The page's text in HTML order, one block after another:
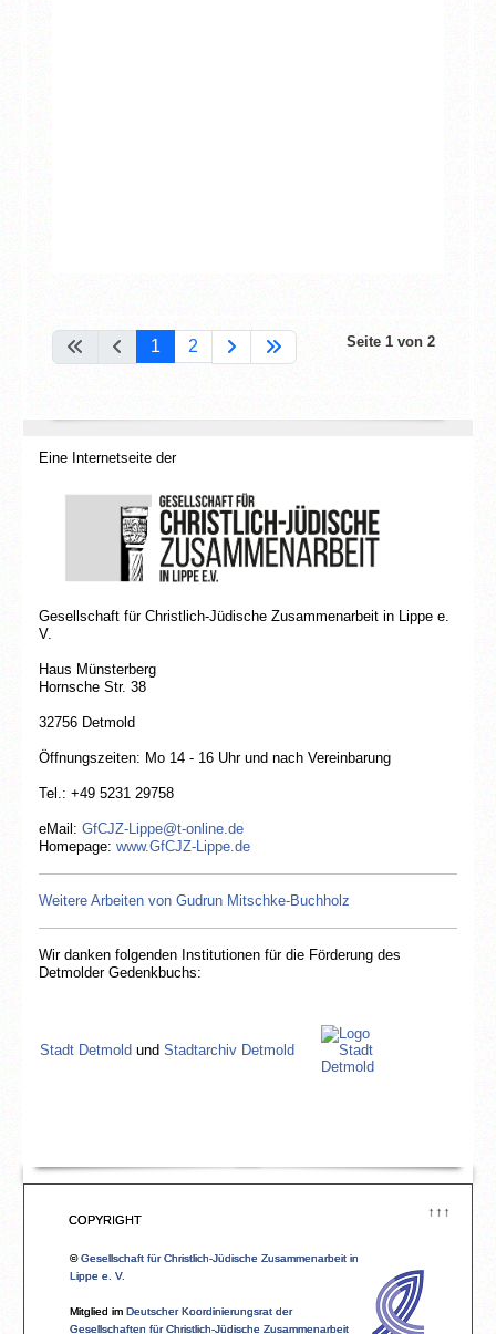
↑↑↑
COPYRIGHT
©Gesellschaft für Christlich-Jüdische Zusammenarbeit in
Lippe e. V.
Mitglied im Deutscher Koordinierungsrat der
Gesellschaften für Christlich-Jüdische Zusammenarbeit
Eine Internetseite der
Gesellschaft für Christlich-Jüdische Zusammenarbeit in Lippe e.
V.
Haus Münsterberg
Hornsche Str. 38
32756 Detmold
Öffnungszeiten: Mo 14 - 16 Uhr und nach Vereinbarung
Tel.: +49 5231 29758
eMail:GfCJZ-Lippe@t-online.de
Homepage:www.GfCJZ-Lippe.de
Weitere Arbeiten von Gudrun Mitschke-Buchholz
Wir danken folgenden Institutionen für die Förderung des
Detmolder Gedenkbuchs:
Lippischer Heimatbund e.V.
Seite 1 von 2
1 2